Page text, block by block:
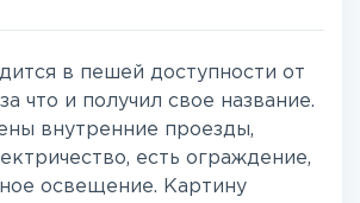
в пешей доступности от
что и получил свое название.
внутренние проезды,
есть ограждение,
освещение. Картину